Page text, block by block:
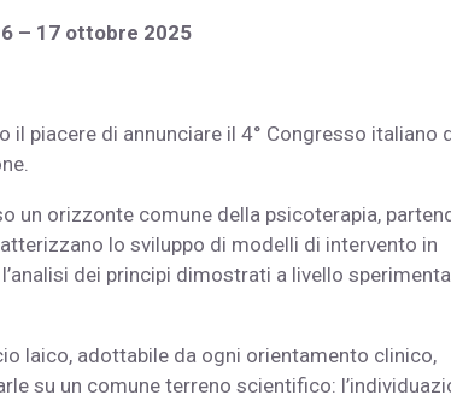
– 17 ottobre 2025
piacere di annunciare il 4° Congresso italiano
un orizzonte comune della psicoterapia,
lo sviluppo di modelli di intervento in
dei principi dimostrati a livello
laico, adottabile da ogni orientamento clinico,
su un comune terreno scientifico: